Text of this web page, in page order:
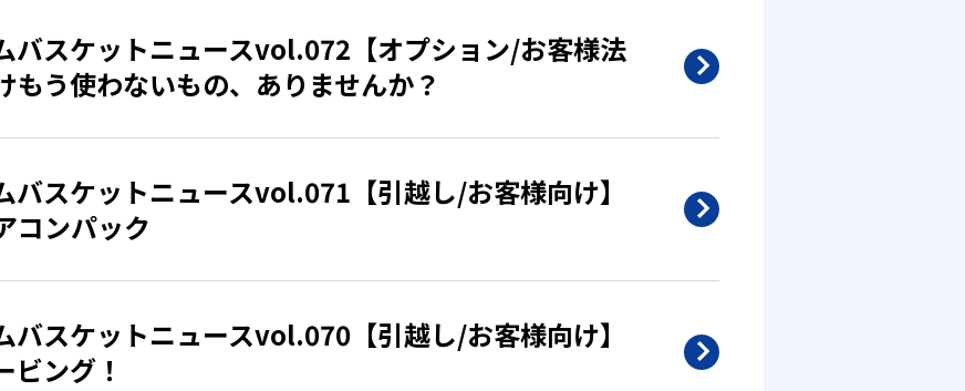
バスケットニュースvol.072【オプション/お客様法
もう使わないもの、ありませんか？
バスケットニュースvol.071【引越し/お客様向け】
コンパック
バスケットニュースvol.070【引越し/お客様向け】
ビング！